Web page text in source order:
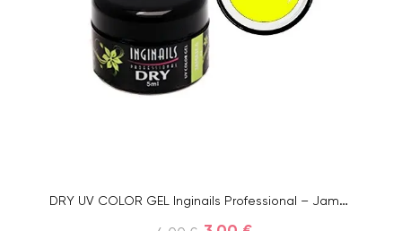
DRY UV COLOR GEL Inginails Professional – Jamaica 74, 5ml